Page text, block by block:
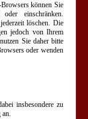
können Sie
einschränken.
löschen. Die
jedoch von Ihrem
Sie daher bitte
oder wenden
insbesondere zu